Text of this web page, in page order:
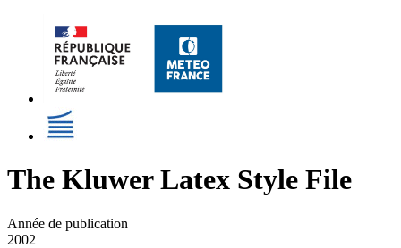
The Kluwer Latex Style File
Année de publication
2002